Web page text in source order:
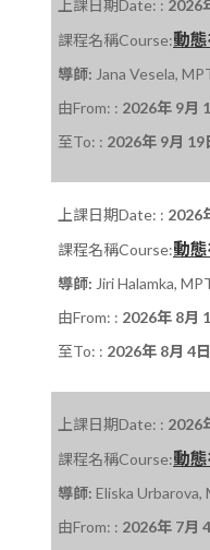
上課日期Date: : 2026
課程名稱Course:動
導師: Jana Vesela,
由From: : 2026年 9月
至To: : 2026年 9月 19
上課日期Date: : 2026
課程名稱Course:動
導師: Jiri Halamka,
由From: : 2026年 8月
至To: : 2026年 8月 4日
上課日期Date: : 2026
課程名稱Course:動
導師: Eliska Urbarova,
由From: : 2026年 7月